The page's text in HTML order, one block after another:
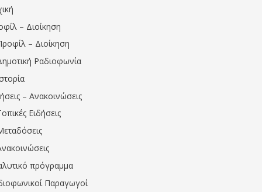
– Διοίκηση
– Διοίκηση
Ραδιοφωνία
– Ανακοινώσεις
Ειδήσεις
πρόγραμμα
Παραγωγοί